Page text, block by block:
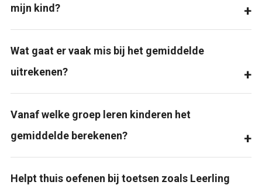
mijn kind?
Wat gaat er vaak mis bij het gemiddelde
uitrekenen?
Vanaf welke groep leren kinderen het
gemiddelde berekenen?
Helpt thuis oefenen bij toetsen zoals Leerling